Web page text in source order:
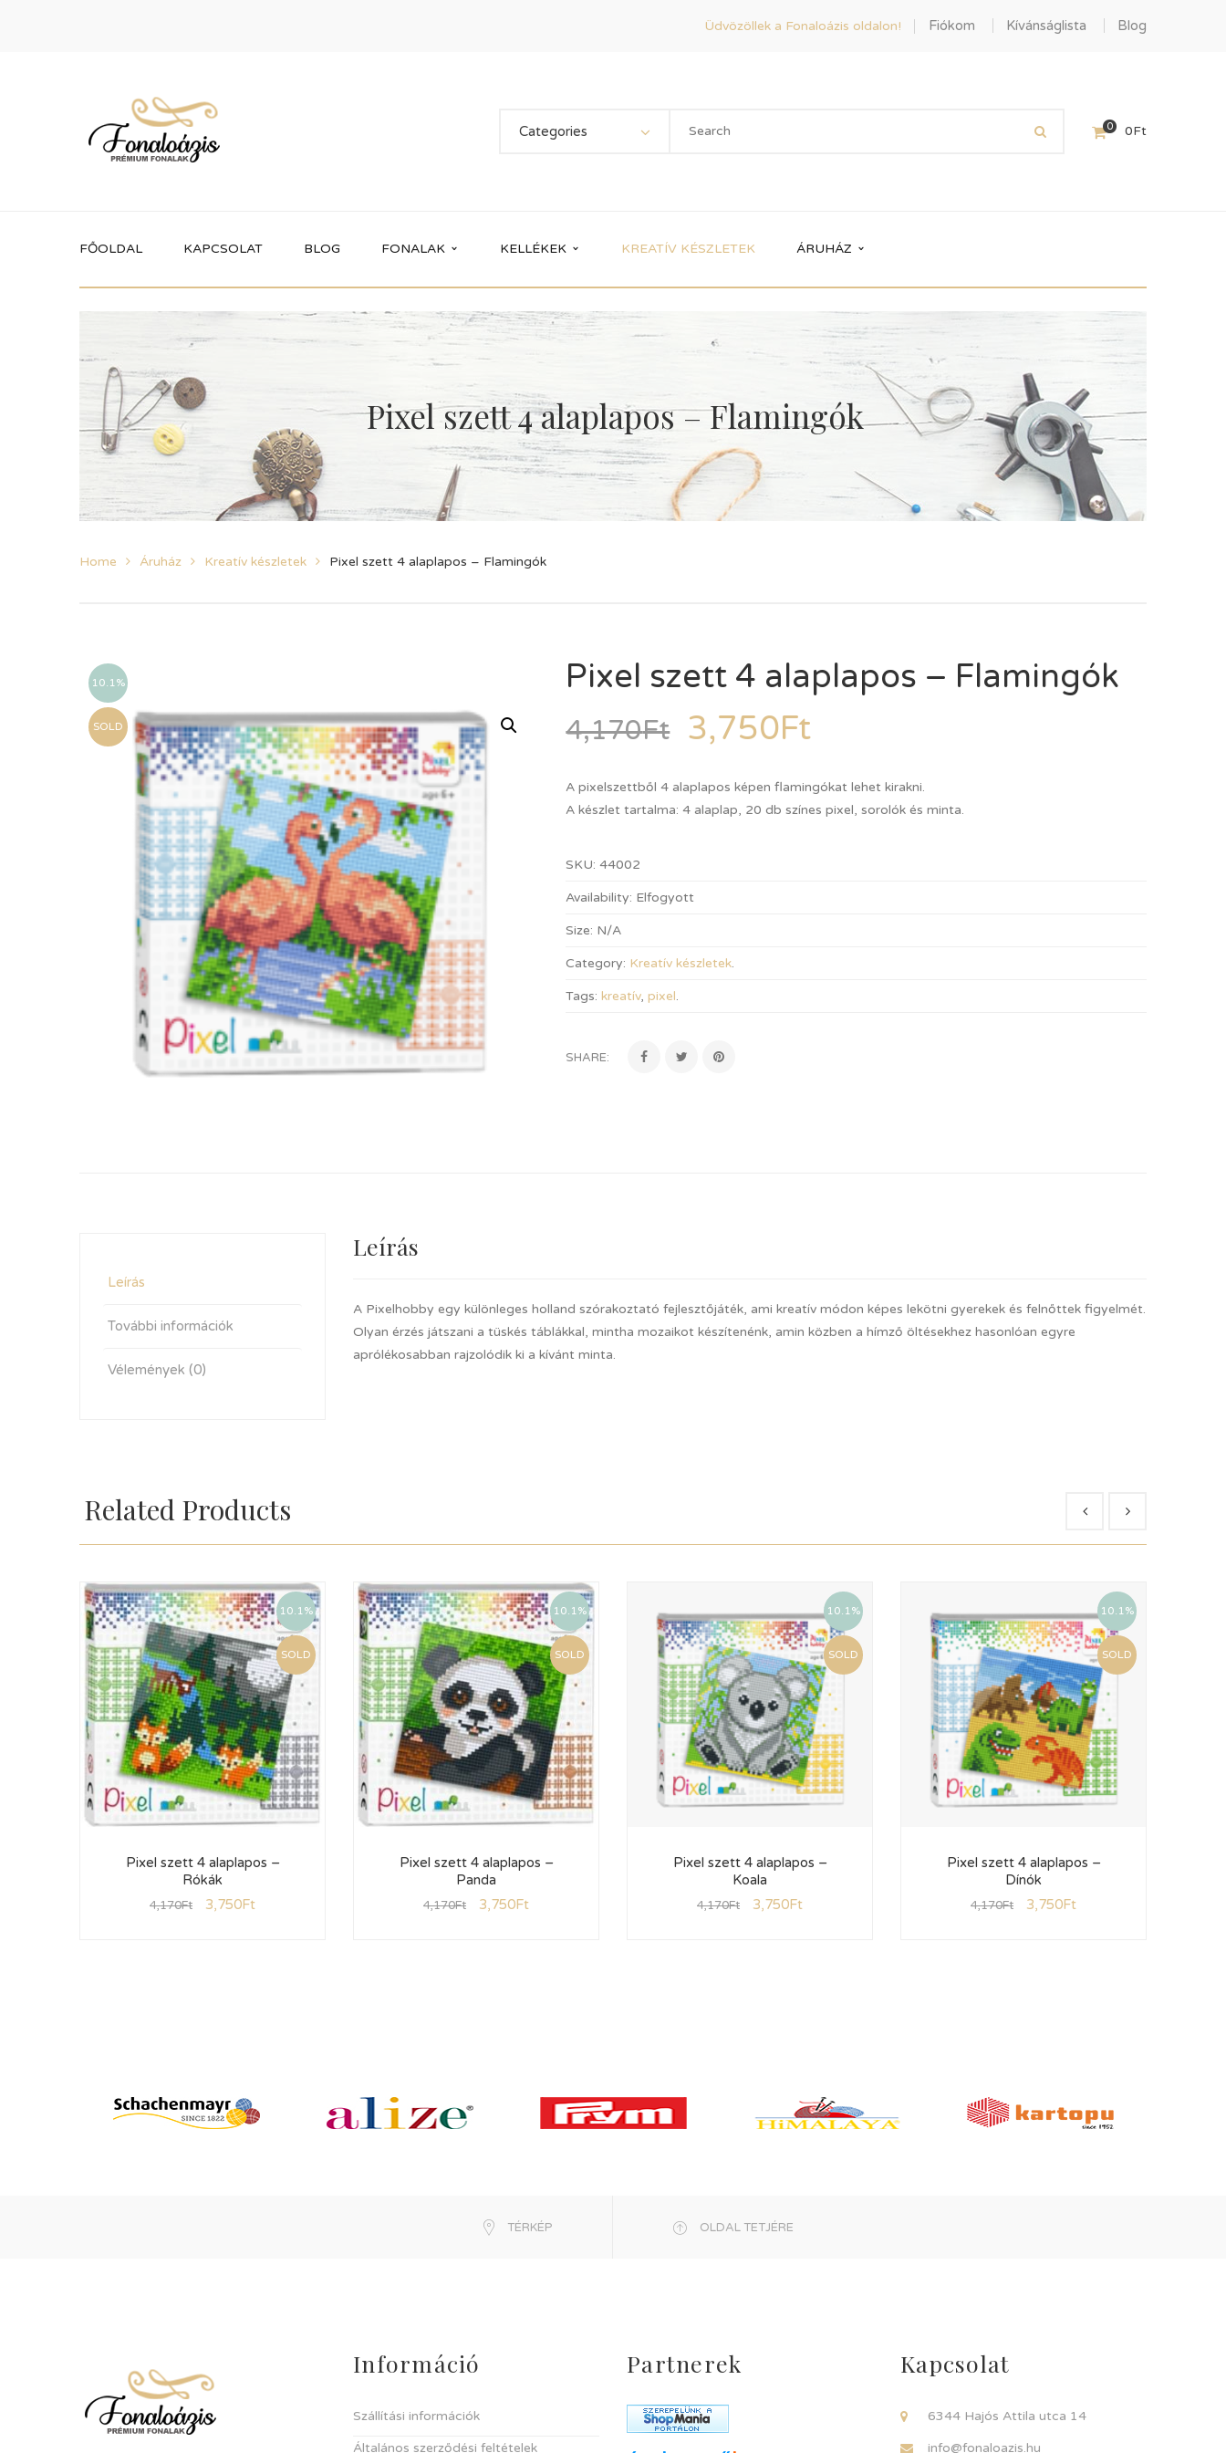
Üdvözöllek a Fonaloázis oldalon! Fiókom Kívánságlista Blog
Categories 0 0Ft
FŐOLDAL KAPCSOLAT BLOG FONALAK KELLÉKEK KREATÍV KÉSZLETEK ÁRUHÁZ
Itt megtalálhatod a fonaloázis által
forgalmazott összes terméket
Pixel szett 4 alaplapos – Flamingók
Home Áruház Kreatív készletek Pixel szett 4 alaplapos – Flamingók
10.1%
SOLD
Pixel szett 4 alaplapos – Flamingók
4,170Ft 3,750Ft
A pixelszettből 4 alaplapos képen flamingókat lehet kirakni.
A készlet tartalma: 4 alaplap, 20 db színes pixel, sorolók és minta.
SKU: 44002
Availability: Elfogyott
Size: N/A
Category: Kreatív készletek.
Tags: kreatív,pixel.
SHARE:
Leírás
További információk
Vélemények (0)
Leírás
A Pixelhobby egy különleges holland szórakoztató fejlesztőjáték, ami kreatív módon képes lekötni gyerekek és felnőttek figyelmét.
Olyan érzés játszani a tüskés táblákkal, mintha mozaikot készítenénk, amin közben a hímző öltésekhez hasonlóan egyre
aprólékosabban rajzolódik ki a kívánt minta.
Related Products
10.1%
SOLD
Pixel szett 4 alaplapos –
Rókák
4,170Ft 3,750Ft
10.1%
SOLD
Pixel szett 4 alaplapos –
Panda
4,170Ft 3,750Ft
10.1%
SOLD
Pixel szett 4 alaplapos –
Koala
4,170Ft 3,750Ft
10.1%
SOLD
Pixel szett 4 alaplapos –
Dínók
4,170Ft 3,750Ft
TÉRKÉP OLDAL TETJÉRE
Információ
Szállítási információk
Általános szerződési feltételek
Partnerek Kapcsolat
6344 Hajós Attila utca 14
info@fonaloazis.hu